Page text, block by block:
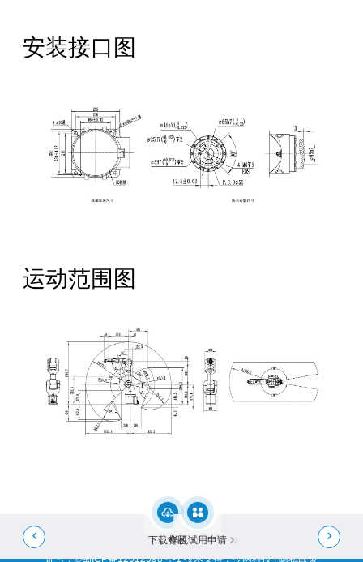
安装接口图
运动范围图
下载专区样机试用申请
 
全国服务热线：
400-668-8633
公司地址：成都市成华区华月路188号
2025 Copyright Chengdu CRP Robot Technology CO.,LTD. 网站备案/许可
证号：©蜀ICP备12012598号-1 技术支持：今网科技|隐私政策